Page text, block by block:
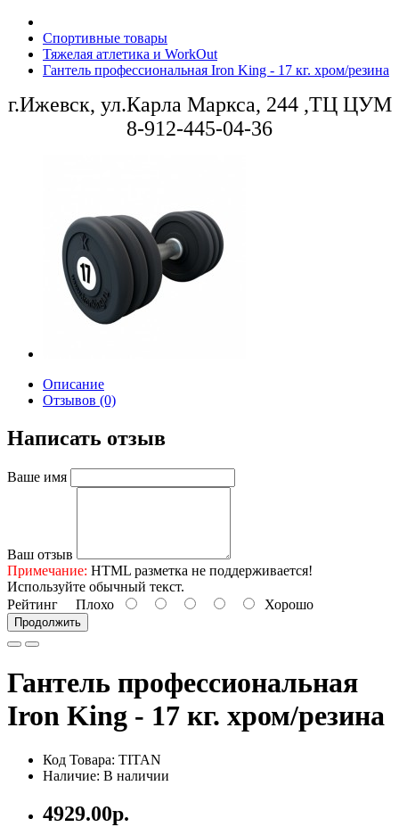
Спортивные товары
Тяжелая атлетика и WorkOut
Гантель профессиональная Iron King - 17 кг. хром/резина
г.Ижевск, ул.Карла Маркса, 244 ,ТЦ ЦУМ
8-912-445-04-36
Описание
Отзывов (0)
Написать отзыв
Ваше имя
Ваш отзыв
Примечание: HTML разметка не поддерживается!
Используйте обычный текст.
Рейтинг Плохо Хорошо
Продолжить
Гантель профессиональная
Iron King - 17 кг. хром/резина
Код Товара: TITAN
Наличие: В наличии
4929.00р.